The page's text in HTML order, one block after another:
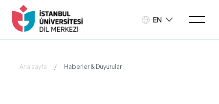
EN
Ana sayfa / Haberler & Duyurular